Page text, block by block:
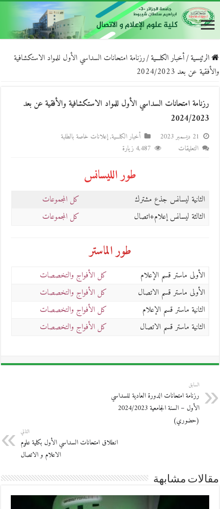
الرئيسية/أخبار الكلـــية/رزنامة امتحانات السداسي الأول للمواد الاستكشافية
والأفقية عن بعد 2024/2023
رزنامة امتحانات السداسي الأول للمواد الاستكشافية والأفقية عن بعد
2024/2023
21 ديسمبر 2023 أخبار الكلـــية,إعلانات خاصة بالطلبة
التعليقات
الأول
للمواد
الاستكشافية
مغلقة
4,487 زيارة
طور الليسانس
الثانية ليسانس جذع مشترك
كل المجموعات
الثالثة ليسانس إعلام+اتصال
كل المجموعات
طور الماستر
الأولى ماستر قسم الإعلام
كل الأفواج والتخصصات
الأولى ماستر قسم الاتصال
كل الأفواج والتخصصات
الثانية ماستر قسم الإعلام
كل الأفواج والتخصصات
الثانية ماستر قسم الاتصال
كل الأفواج والتخصصات
السابق
رزنامة امتحانات الدورة العادية للسداسي
الأول – السنة الجامعية 2024/2023
(حضوري)
التالي
انطلاق امتحانات السداسي الأول بكلية علوم
الاعلام و الاتصال
مقالات مشابهة